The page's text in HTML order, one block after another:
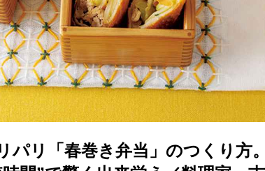
パリ「春巻き弁当」のつくり方